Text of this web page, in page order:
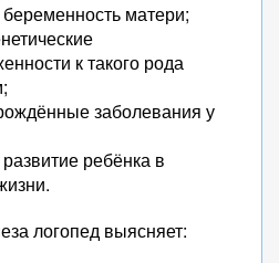
беременность матери;
к такого рода
заболевания у
ребёнка в
логопед выясняет: